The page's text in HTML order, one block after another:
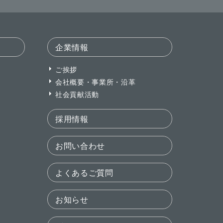
企業情報
ご挨拶
会社概要・事業所・沿革
社会貢献活動
採用情報
お問い合わせ
よくあるご質問
お知らせ